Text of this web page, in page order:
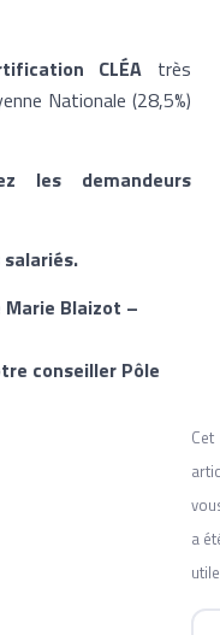
CLÉA très
Nationale (28,5%)
les demandeurs
Blaizot –
conseiller Pôle
Cet
a